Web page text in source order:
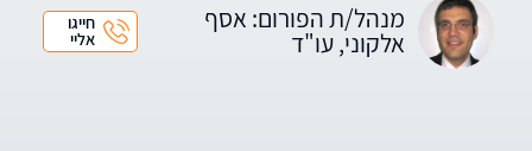
מנהל/ת הפורום: אסף
אלקוני, עו"ד
חייגו
אליי